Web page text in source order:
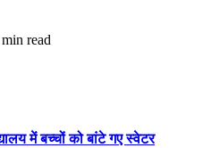
read
में बच्चों को बांटे गए स्वेटर